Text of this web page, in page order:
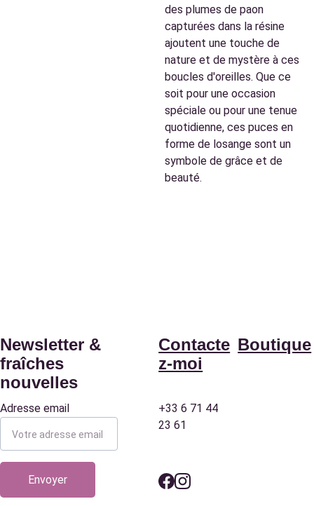
des plumes de paon
capturées dans la résine
ajoutent une touche de
nature et de mystère à ces
boucles d'oreilles. Que ce
soit pour une occasion
spéciale ou pour une tenue
quotidienne, ces puces en
forme de losange sont un
symbole de grâce et de
beauté.
Contacte
z-moi
Adresse email
Envoyer
Boutique
Newsletter &
fraîches
nouvelles
+33 6 71 44
23 61